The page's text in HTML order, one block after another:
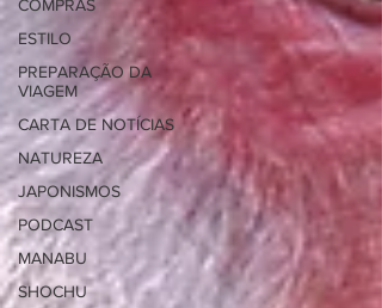
COMPRAS
ESTILO
PREPARAÇÃO DA
VIAGEM
CARTA DE NOTÍCIAS
NATUREZA
JAPONISMOS
PODCAST
MANABU
SHOCHU